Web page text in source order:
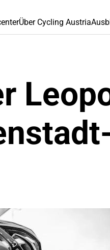
Über Cycling Austria